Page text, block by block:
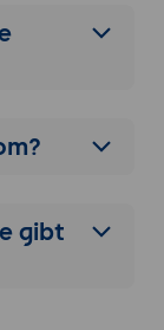
gibt